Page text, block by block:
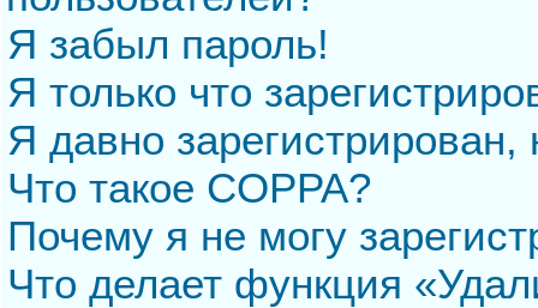
Я забыл пароль!
Я только что
Я давно
Что такое COPPA?
Почему я не могу
Что делает функция